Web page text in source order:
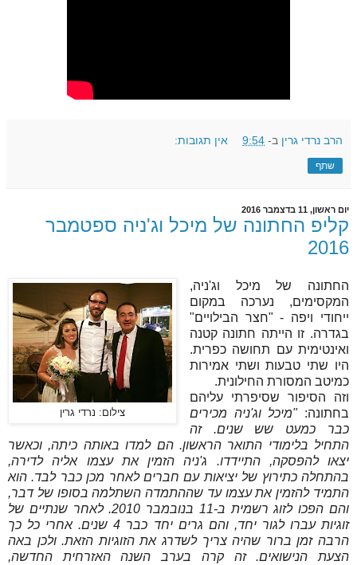
הרב נרדי גרין ב- 9:54 אין תגובות:
שתף
יום ראשון, 11 בדצמבר 2016
קליפ החתונה של מיכל וג'ניה ספטמבר
2016
צילום: נרדי גרין
החתונה של מיכל וג'ניה,
המקסימים, נערכה במקום
ייחודי ויפה - "חצר הבילויים"
בגדרה. זו הייתה חתונה קטנה
ואינטימיתעם תחושה כפרית.
היו שתי טבעות ושתי אמירות
כמיטב המסורת החילונית.
וזה הסיפור שסיפרתי עליהם
בחתונה:"מיכל וג'ניה מכירים
כבר כמעט שש שנים. זה
התחיל בלימודי התואר הראשון. הם למדו באותה כיתה, וכאשר
יצאו להפסקה, התיידדו. ג'ניה הזמין את עצמו אליה לדירה,
בהתחלה כתירוץ של יציאות עם חברים לאחר מכן כבר לבד. הוא
התמיד להזמין את עצמו עד שההתמדה השתלמה בסופו של דבר,
והם הפכו לזוג רשמית ב-11 בנובמבר 2010. לאחר שנתיים של
זוגיות עברו לגור יחד, והם גרים יחד כבר 4 שנים. אחרי כל כך
הרבה זמן ברור שהיה צריך לשדרג את הזוגיות הזאת. ולכן באה
הצעת הנישואים. זה קרה בערב השנה האזרחית החדשה,